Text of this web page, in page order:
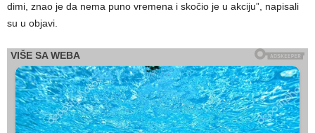
dimi, znao je da nema puno vremena i skočio je u akciju”, napisali
su u objavi.